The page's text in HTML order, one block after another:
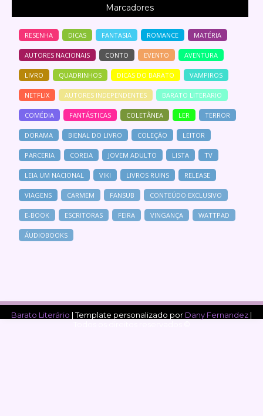
Marcadores
RESENHA DICAS FANTASIA ROMANCE MATÉRIA
AUTORES NACIONAIS CONTO EVENTO AVENTURA
LIVRO QUADRINHOS DICAS DO BARATO VAMPIROS
NETFLIX AUTORES INDEPENDENTES BARATO LITERARIO
COMÉDIA FANTÁSTICAS COLETÂNEA LER TERROR
DORAMA BIENAL DO LIVRO COLEÇÃO LEITOR
PARCERIA COREIA JOVEM ADULTO LISTA TV
LEIA UM NACIONAL VIKI LIVROS RUINS RELEASE
VIAGENS CARMEM FANSUB CONTEÚDO EXCLUSIVO
E-BOOK ESCRITORAS FEIRA VINGANÇA WATTPAD
ÁUDIOBOOKS
Barato Literário | Template personalizado por Dany Fernandez |